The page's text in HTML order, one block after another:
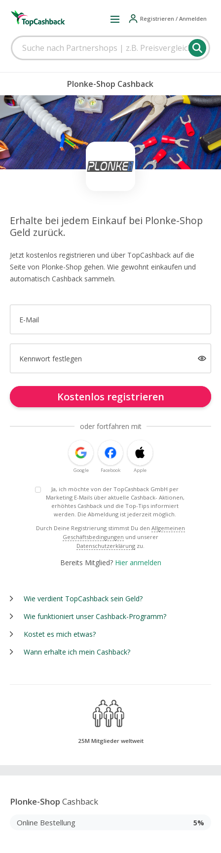
Registrieren / Anmelden
Plonke-Shop Cashback
Erhalte bei jedem Einkauf bei Plonke-Shop
Geld zurück.
Jetzt kostenlos registrieren und über TopCashback auf die
Seite von Plonke-Shop gehen. Wie gewohnt einkaufen und
automatisch Cashback sammeln.
E-Mail
Kennwort festlegen
Kostenlos registrieren
oder fortfahren mit
Google Facebook Apple
Ja, ich möchte von der TopCashback GmbH per
Marketing E-Mails über aktuelle Cashback- Aktionen,
erhöhtes Cashback und die Top-Tips informiert
werden. Die Abmeldung ist jederzeit möglich.
Durch Deine Registrierung stimmst Du den Allgemeinen
Geschäftsbedingungen und unserer
Datenschutzerklärung zu.
Bereits Mitglied? Hier anmelden
Wie verdient TopCashback sein Geld?
Wie funktioniert unser Cashback-Programm?
Kostet es mich etwas?
Wann erhalte ich mein Cashback?
25M Mitglieder weltweit
Plonke-Shop Cashback
Online Bestellung 5%